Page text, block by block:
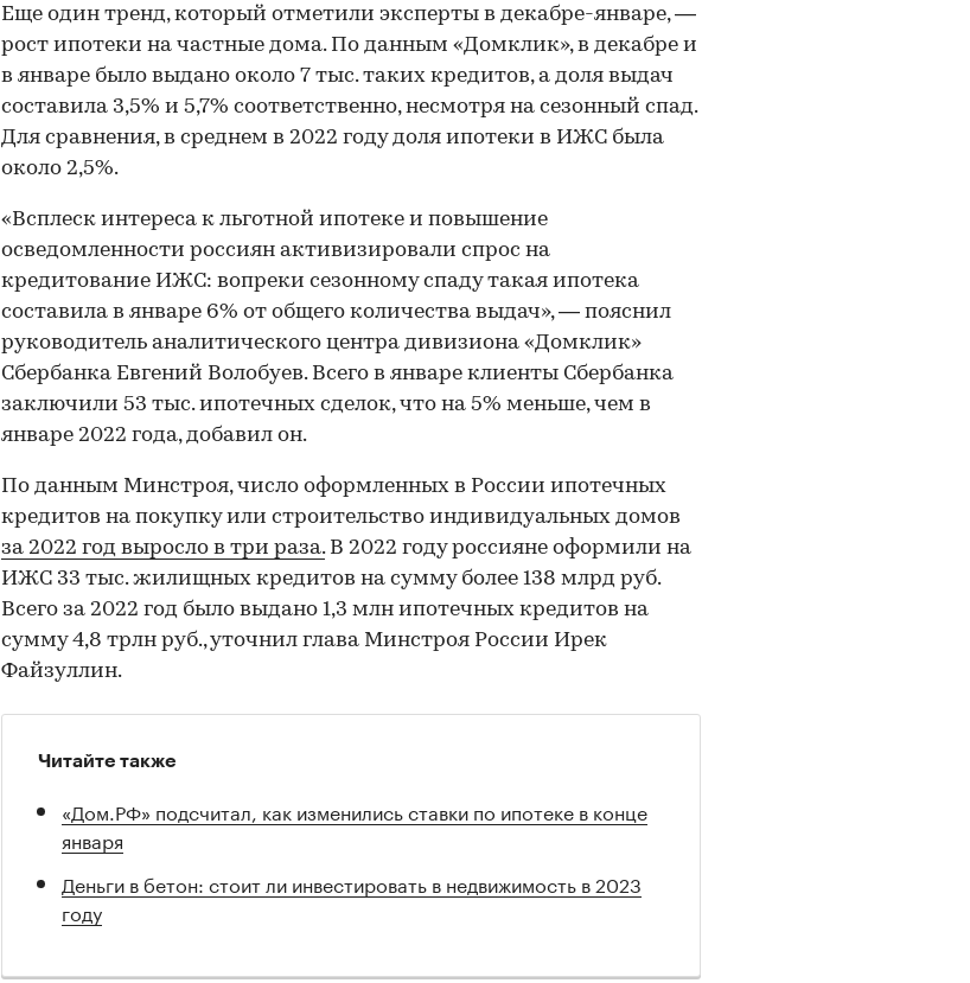
Еще один тренд, который отметили эксперты в декабре-январе, —
рост ипотеки на частные дома. По данным «Домклик», в декабре и
в январе было выдано около 7 тыс. таких кредитов, а доля выдач
составила 3,5% и 5,7% соответственно, несмотря на сезонный спад.
Для сравнения, в среднем в 2022 году доля ипотеки в ИЖС была
около 2,5%.
«Всплеск интереса к льготной ипотеке и повышение
осведомленности россиян активизировали спрос на
кредитование ИЖС: вопреки сезонному спаду такая ипотека
составила в январе 6% от общего количества выдач», — пояснил
руководитель аналитического центра дивизиона «Домклик»
Сбербанка Евгений Волобуев. Всего в январе клиенты Сбербанка
заключили 53 тыс. ипотечных сделок, что на 5% меньше, чем в
январе 2022 года, добавил он.
По данным Минстроя, число оформленных в России ипотечных
кредитов на покупку или строительство индивидуальных домов
за 2022 год выросло в три раза.В 2022 году россияне оформили на
ИЖС 33 тыс. жилищных кредитов на сумму более 138 млрд руб.
Всего за 2022 год было выдано 1,3 млн ипотечных кредитов на
сумму 4,8 трлн руб., уточнил глава Минстроя России Ирек
Файзуллин.
Читайте также
«Дом.РФ» подсчитал, как изменились ставки по ипотеке в конце
января
Деньги в бетон: стоит ли инвестировать в недвижимость в 2023
году